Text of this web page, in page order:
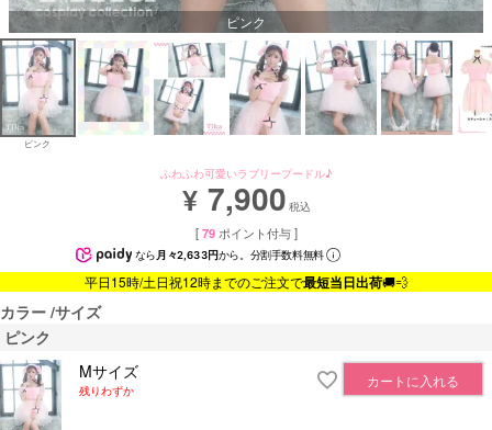
ピンク
ピンク
ふわふわ可愛いラブリープードル♪
¥ 7,900 税込
[ 79 ポイント付与 ]
なら月々2,633円から。分割手数料無料
平日15時/土日祝12時までのご注文で最短当日出荷🚚💨
カラー サイズ
ピンク
Mサイズ
残りわずか
カートに入れる